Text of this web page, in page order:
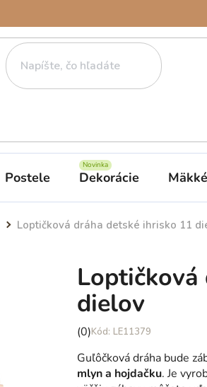
Postele Dekorácie
Loptičková dráha detské ihrisko 11
Loptičková
dielov
Priemerné
produktu
je
(0) LE11379
Guľôčková dráha bude
mlyn a hojdačku. Je